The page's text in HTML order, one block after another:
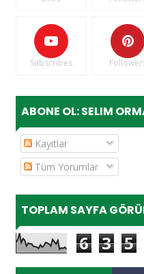
Subscribes
ABONE OL: SELIM
Kayıtlar
Tüm Yorumlar
TOPLAM SAYFA
6 3 5